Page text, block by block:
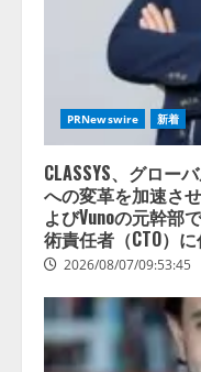
PRNewswire 新着
CLASSYS、グロー
への変革を加速さ
よびVunoの元幹部
術責任者（CTO）
2026/08/07/09:53:45